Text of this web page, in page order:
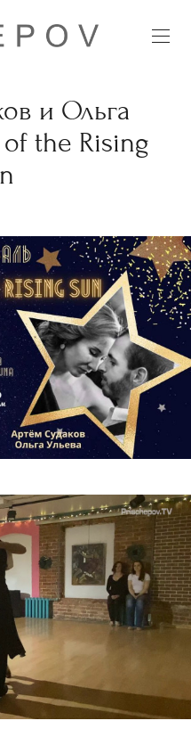
и Ольга
of the Rising